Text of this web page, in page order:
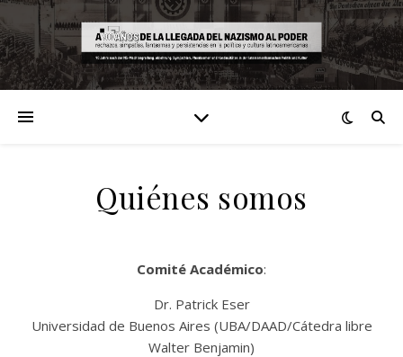
Quiénes somos
Comité Académico:
Dr. Patrick Eser
Universidad de Buenos Aires (UBA/DAAD/Cátedra libre
Walter Benjamin)